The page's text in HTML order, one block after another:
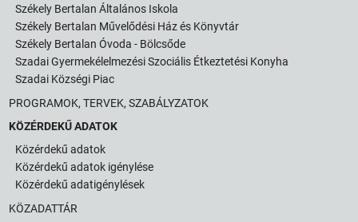
Székely Bertalan Általános Iskola
Székely Bertalan Művelődési Ház és Könyvtár
Székely Bertalan Óvoda - Bölcsőde
Szadai Gyermekélelmezési Szociális Étkeztetési Konyha
Szadai Községi Piac
PROGRAMOK, TERVEK, SZABÁLYZATOK
KÖZÉRDEKŰ ADATOK
Közérdekű adatok
Közérdekű adatok igénylése
Közérdekű adatigénylések
KÖZADATTÁR